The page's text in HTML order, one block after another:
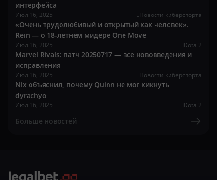
интерфейса
Июл 16, 2025 Новости киберспорта
«Очень трудолюбивый и открытый как человек».
Rein — о 18-летнем мидере One Move
Июл 16, 2025 Dota 2
Marvel Rivals: патч 20250717 — все нововведения и
исправления
Июл 16, 2025 Новости киберспорта
Nix объяснил, почему Quinn не мог кикнуть
dyrachyo
Июл 16, 2025 Dota 2
Больше новостей